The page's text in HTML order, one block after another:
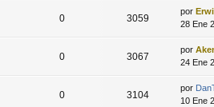
0 3059
por
28 Ene
0 3067
por
24 Ene
0 3104
por
10 Ene